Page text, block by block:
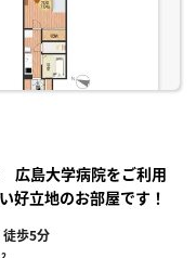
広島大学病院をご利用
好立地のお部屋です！
歩5分